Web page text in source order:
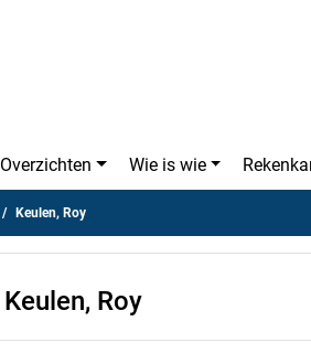
Overzichten Wie is wie
Keulen, Roy
Keulen, Roy